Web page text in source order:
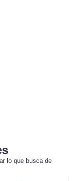
lo que busca de